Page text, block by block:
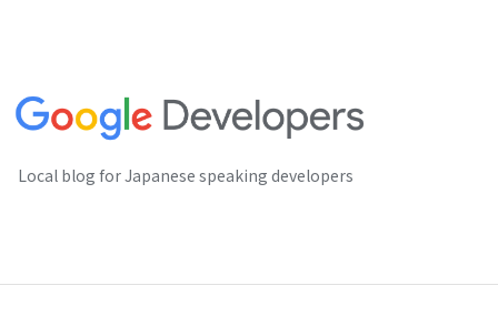
Local blog for Japanese speaking developers